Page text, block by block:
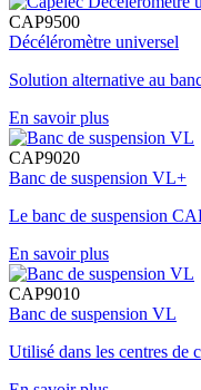
CAP9500
Décéléromètre universel
Solution alternative au
En savoir plus
CAP9020
Banc de suspension VL+
Le banc de suspension
En savoir plus
CAP9010
Banc de suspension VL
Utilisé dans les centres de